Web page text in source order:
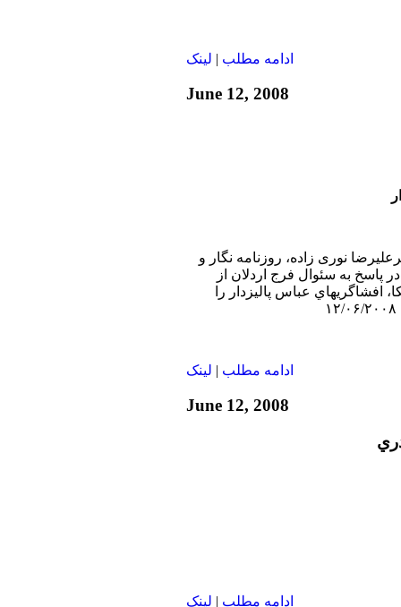
ادامه مطلب | لينک
June 12, 2008
نوری زاده، روزنامه نگار و
پاسخ به سئوال فرج اردلان از
عباس پاليزدار را
ادامه مطلب | لينک
June 12, 2008
ادامه مطلب | لينک